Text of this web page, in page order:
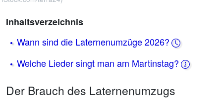
Inhaltsverzeichnis
Wann sind die Laternenumzüge 2026?
Welche Lieder singt man am Martinstag?
Der Brauch des Laternenumzugs